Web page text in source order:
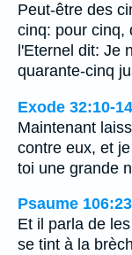
Peut-être des
cinq: pour cinq,
l'Eternel dit: Je
quarante-cinq
Exode 32:10-14
Maintenant
contre eux, et
toi une grande
Psaume 106:23
Et il parla de
se tint à la